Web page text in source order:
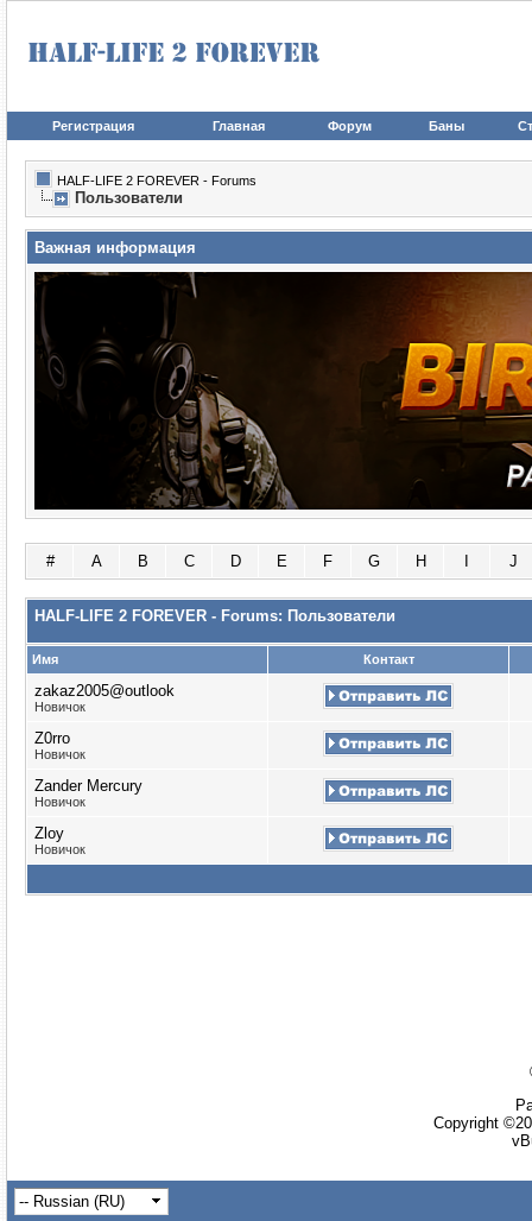
Регистрация Главная Форум Баны
HALF-LIFE 2 FOREVER - Forums
Пользователи
Важная информация
# A B C D E F G H J
HALF-LIFE 2 FOREVER - Forums: Пользователи
Имя Контакт
zakaz2005@outlook
Новичок
Z0rro
Новичок
Zander Mercury
Новичок
Zloy
Новичок
Copyright